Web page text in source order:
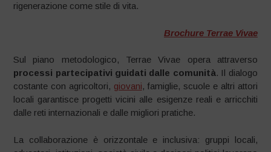
rigenerazione come stile di vita.
Brochure Terrae Vivae
Sul piano metodologico, Terrae Vivae opera attraverso
processi partecipativi guidati dalle comunità. Il dialogo
costante con agricoltori, giovani, famiglie, scuole e altri attori
locali garantisce progetti vicini alle esigenze reali e arricchiti
dalle reti internazionali e dalle migliori pratiche.
La collaborazione è orizzontale e inclusiva: gruppi locali,